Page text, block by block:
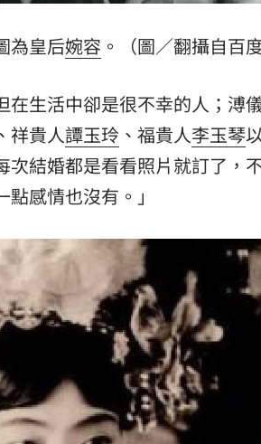
為皇后婉容 。（圖／翻攝自百
生活中卻是很不幸的人；溥
、祥貴人譚玉玲 、福貴人李玉琴
結婚都是看看照片就訂了，
感情也沒有。」